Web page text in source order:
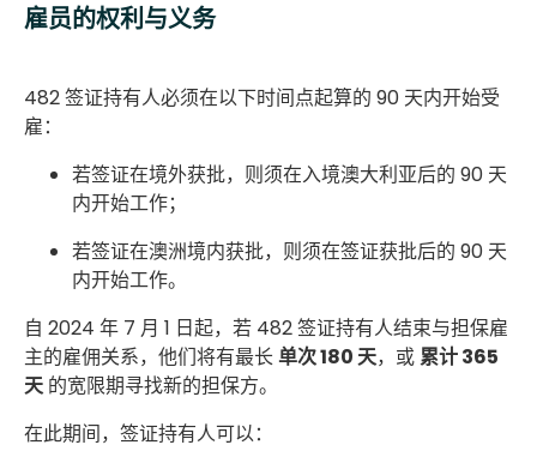
雇员的权利与义务
482 签证持有人必须在以下时间点起算的 90 天内开始受
雇：
若签证在境外获批，则须在入境澳大利亚后的 90 天
内开始工作；
若签证在澳洲境内获批，则须在签证获批后的 90 天
内开始工作。
自 2024 年 7 月 1 日起，若 482 签证持有人结束与担保雇
主的雇佣关系，他们将有最长单次 180 天，或累计 365
天的宽限期寻找新的担保方。
在此期间，签证持有人可以：